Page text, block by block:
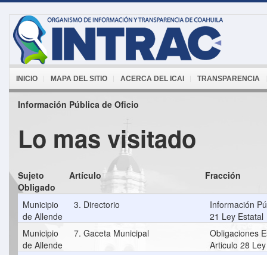
INICIO MAPA DEL SITIO ACERCA DEL ICAI TRANSPARENCIA
Información Pública de Oficio
Lo mas visitado
Sujeto
Obligado
Artículo Fracción
Municipio
de Allende
3. Directorio
Información
21 Ley Estatal
Municipio
de Allende
7. Gaceta Municipal
Obligaciones
Articulo 28